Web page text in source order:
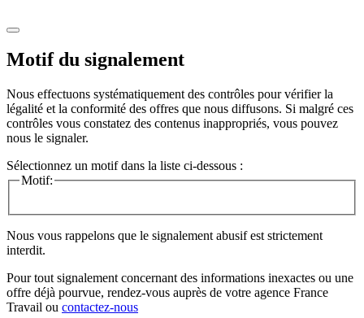
Motif du signalement
Nous effectuons systématiquement des contrôles pour vérifier la
légalité et la conformité des offres que nous diffusons. Si malgré ces
contrôles vous constatez des contenus inappropriés, vous pouvez
nous le signaler.
Sélectionnez un motif dans la liste ci-dessous :
Motif:
Nous vous rappelons que le signalement abusif est strictement
interdit.
Pour tout signalement concernant des informations inexactes ou une
offre déjà pourvue, rendez-vous auprès de votre agence France
Travail ou contactez-nous